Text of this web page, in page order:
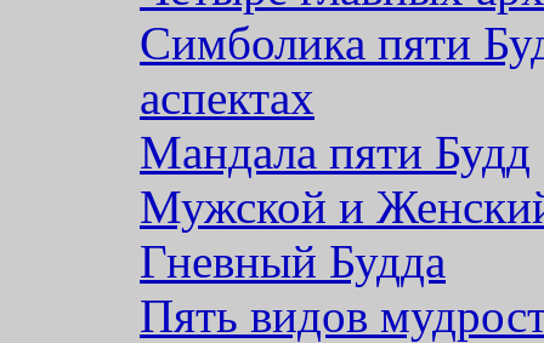
Симболика пяти
аспектах
Мандала пяти Будд
Мужской и
Гневный Будда
Пять видов